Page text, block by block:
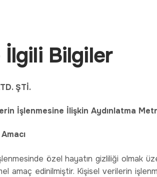
İlgili Bilgiler
ŞTİ.
İşlenmesine İlişkin Aydınlatma
özel hayatın gizliliği olmak
amaç edinilmiştir. Kişisel verilerin